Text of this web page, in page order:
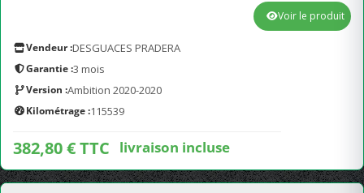
Vendeur :DESGUACES PRADERA
Garantie :3 mois
Version :Ambition 2020-2020
Kilométrage :115539
382,80 € TTC livraison incluse
Voir le produit